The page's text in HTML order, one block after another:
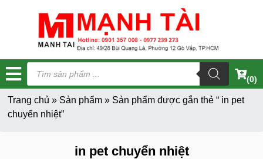
Tìm
kiếm
sản
phẩm
(0)
Trang chủ » Sản phẩm» Sản phẩm được gắn thẻ “ in pet
chuyển nhiệt”
in pet chuyển nhiệt